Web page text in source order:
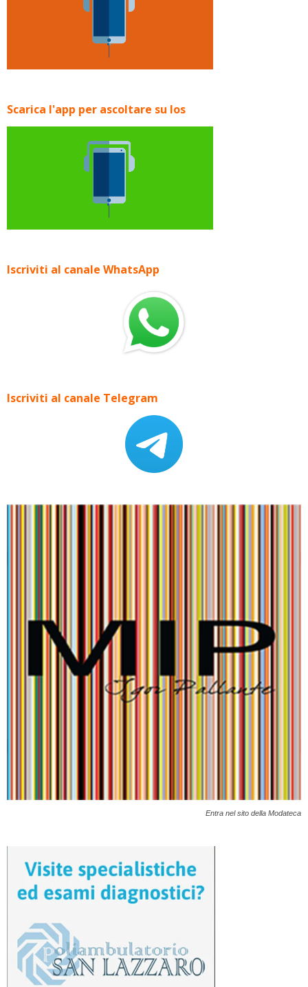
Scarica l'app per ascoltare su Ios
Iscriviti al canale WhatsApp
Iscriviti al canale Telegram
Entra nel sito della Modateca